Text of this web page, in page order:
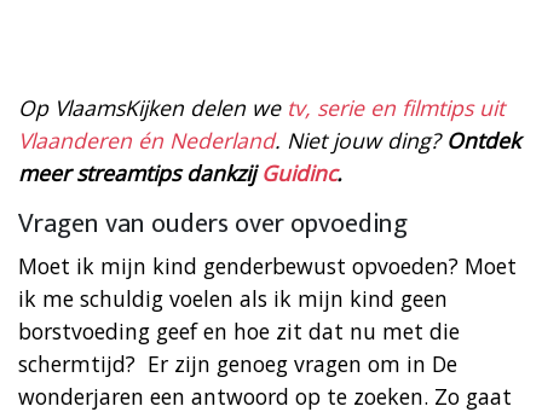
Op VlaamsKijken delen we tv, serie en filmtips uit
Vlaanderen én Nederland. Niet jouw ding? Ontdek
meer streamtips dankzijGuidinc.
Vragen van ouders over opvoeding
Moet ik mijn kind genderbewust opvoeden? Moet
ik me schuldig voelen als ik mijn kind geen
borstvoeding geef en hoe zit dat nu met die
schermtijd? Er zijn genoeg vragen om in De
wonderjaren een antwoord op te zoeken. Zo gaat